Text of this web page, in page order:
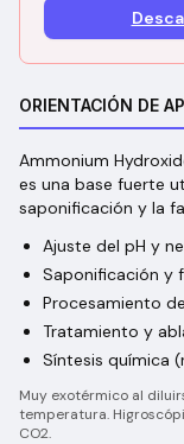
ORIENTACIÓN DE
Ammonium
es una base fuerte
saponificación y la
Ajuste del pH y
Saponificación y
Procesamiento
Tratamiento y
Síntesis química
Muy exotérmico al
temperatura.
CO2.